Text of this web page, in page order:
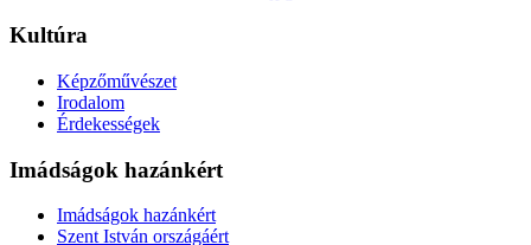
Kultúra
Képzőművészet
Irodalom
Érdekességek
Imádságok hazánkért
Imádságok hazánkért
Szent István országáért